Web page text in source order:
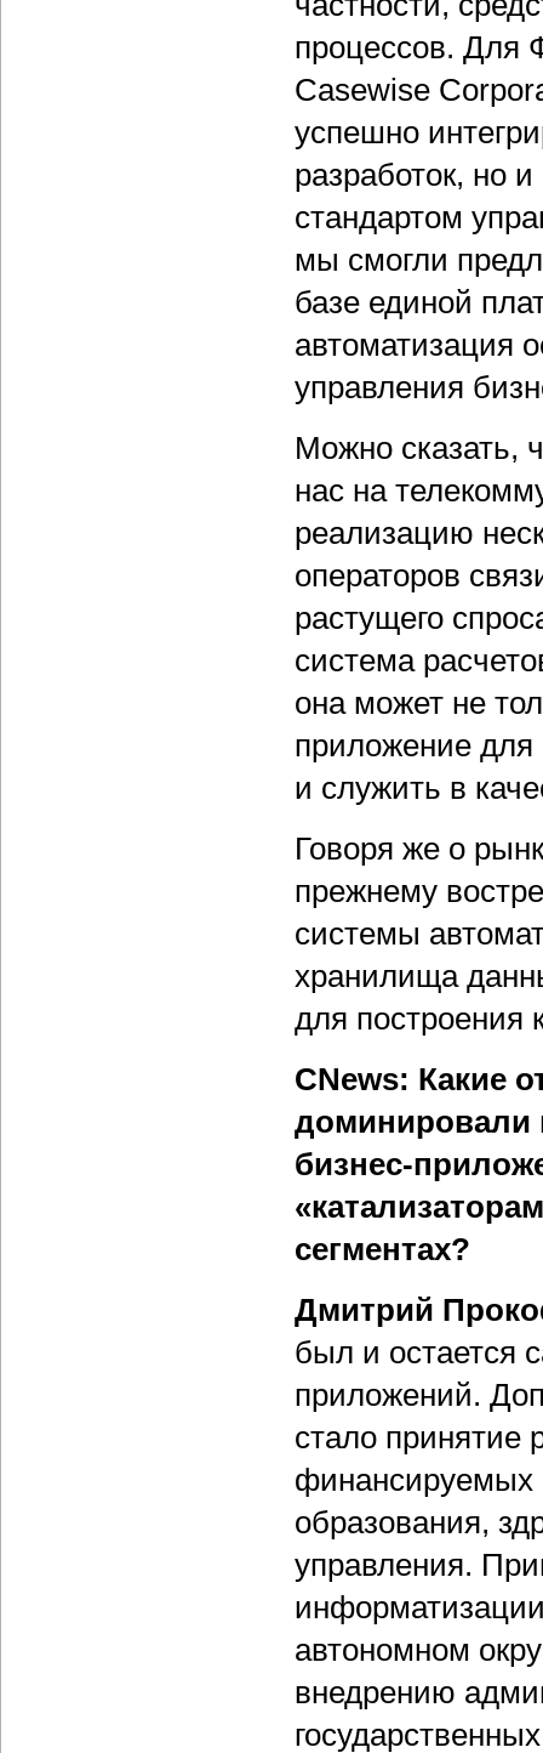
процессов. Для
Casewise
успешно
разработок, но
стандартом
мы смогли
базе единой
автоматизация
управления
Можно сказать,
нас на
реализацию
операторов
растущего
система
она может не
приложение для
и служить в
Говоря же о
прежнему
системы
хранилища
для построения
CNews: Какие
доминировали
бизнес-
сегментах?
Дмитрий
был и остается
приложений.
стало принятие
финансируемых
образования,
управления.
автономном
внедрению